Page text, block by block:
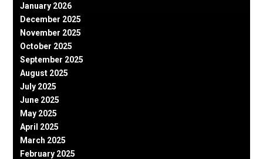
January 2026
December 2025
November 2025
October 2025
September 2025
August 2025
July 2025
June 2025
May 2025
April 2025
March 2025
February 2025